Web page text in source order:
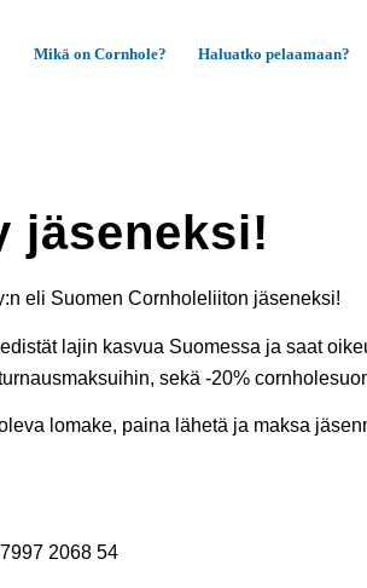
Mikä on Cornhole? Haluatko pelaamaan?
jäseneksi!
eli Suomen Cornholeliiton jäseneksi!
lajin kasvua Suomessa ja saat
sekä -20%
lomake, paina lähetä ja maksa
2068 54